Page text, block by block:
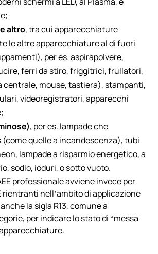
e altro, tra cui apparecchiature
le altre apparecchiature al di fuori
per es. aspirapolvere,
ferri da stiro, friggitrici, frullatori,
mouse, tastiera), stampanti,
videoregistratori, apparecchi
, per es. lampade che
quelle a incandescenza), tubi
lampade a risparmio energetico, a
sodio, ioduri, o sotto vuoto.
professionale avviene invece per
rientranti nell’ambito di applicazione
la sigla R13, comune a
per indicare lo stato di “messa